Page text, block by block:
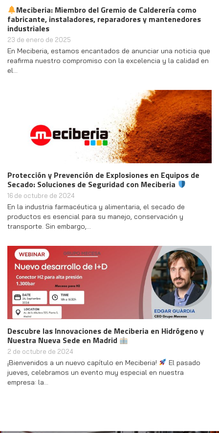
Meciberia: Miembro del Gremio de Calderería como
fabricante, instaladores, reparadores y mantenedores
industriales
23 de enero de 2025
En Meciberia, estamos encantados de anunciar una noticia que
reafirma nuestro compromiso con la excelencia y la calidad en
el…
Protección y Prevención de Explosiones en Equipos de
Secado: Soluciones de Seguridad con Meciberia
16 de octubre de 2024
En la industria farmacéutica y alimentaria, el secado de
productos es esencial para su manejo, conservación y
transporte. Sin embargo,…
Descubre las Innovaciones de Meciberia en Hidrógeno y
Nuestra Nueva Sede en Madrid
2 de octubre de 2024
¡Bienvenidos a un nuevo capítulo en Meciberia!
El pasado
jueves, celebramos un evento muy especial en nuestra
empresa: la…